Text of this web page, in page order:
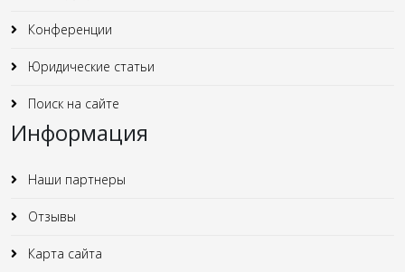
Конференции
Юридические статьи
Поиск на сайте
Информация
Наши партнеры
Отзывы
Карта сайта